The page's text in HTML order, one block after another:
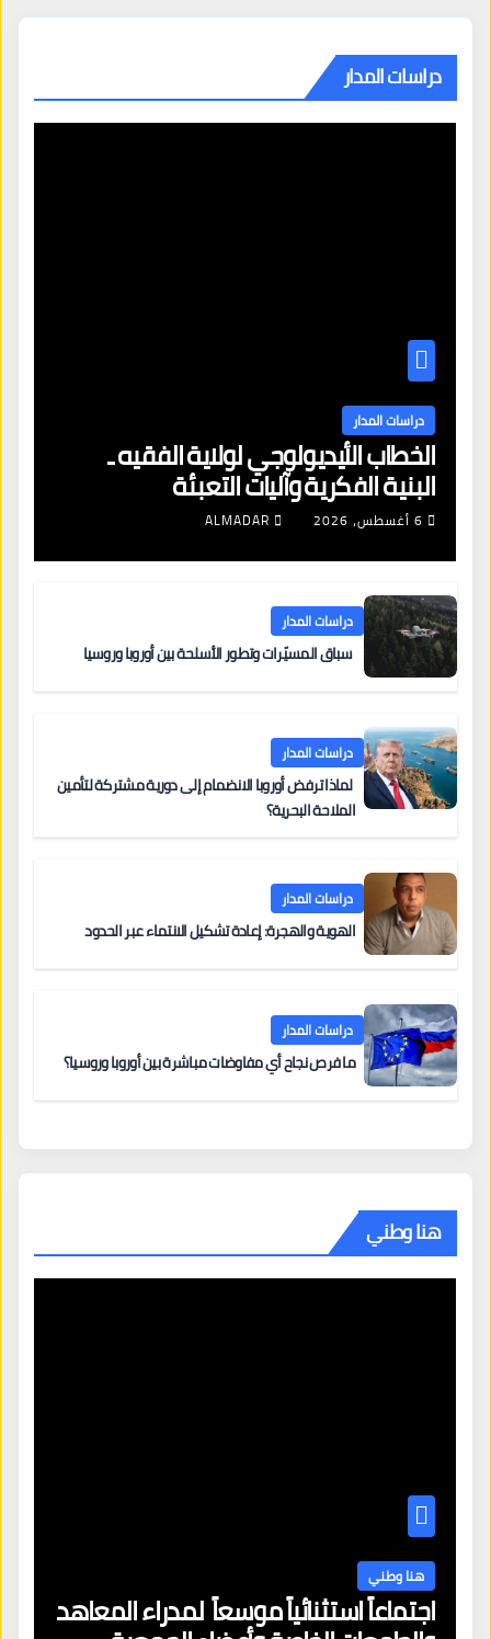
دراسات المدار
دراسات المدار
الخطاب الأيديولوجي لولاية الفقيه ـ
البنية الفكرية وآليات التعبئة
6 أغسطس، 2026 ALMADAR
دراسات المدار
سباق المسيّرات وتطور الأسلحة بين أوروبا وروسيا
دراسات المدار
لماذا ترفض أوروبا الانضمام إلى دورية مشتركة لتأمين
الملاحة البحرية؟
دراسات المدار
الهوية والهجرة: إعادة تشكيل الانتماء عبر الحدود
دراسات المدار
ما فرص نجاح أي مفاوضات مباشرة بين أوروبا وروسيا؟
هنا وطني
هنا وطني
اجتماعاً استثنائياً موسعاً لمدراء المعاهد